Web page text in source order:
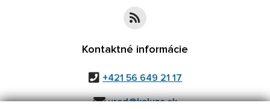
Kontaktné informácie
+421 56 649 21 17
urad@kaluza.sk